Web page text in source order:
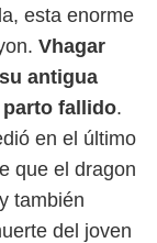
esta enorme
Vhagar
antigua
fallido.
en el último
que el dragon
también
del joven